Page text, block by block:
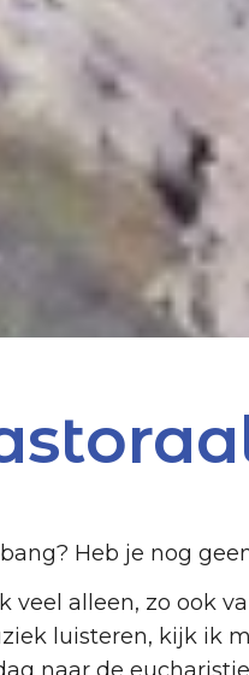
Heb je nog geen
veel alleen, zo ook
luisteren, kijk ik